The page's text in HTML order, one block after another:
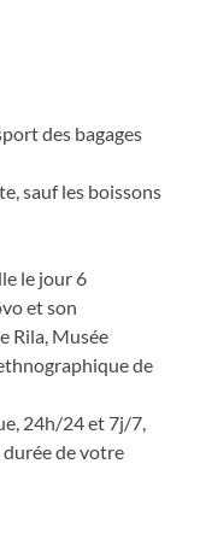
des bagages
sauf les boissons
le jour 6
et son
Rila, Musée
de
24h/24 et 7j/7,
durée de votre